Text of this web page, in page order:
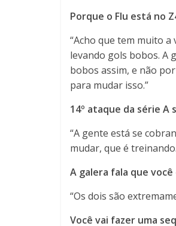
Porque o Flu está no
“Acho que tem muito
levando gols bobos. A
bobos assim, e não
para mudar isso.”
14º ataque da série A
“A gente está se
mudar, que é
A galera fala que
“Os dois são
Você vai fazer uma